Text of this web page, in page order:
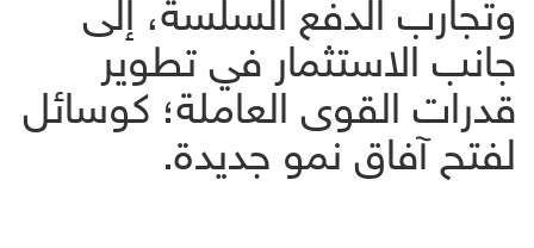
جانب الاستثمار في تطوير
قدرات القوى العاملة؛ كوسائل
لفتح آفاق نمو جديدة.